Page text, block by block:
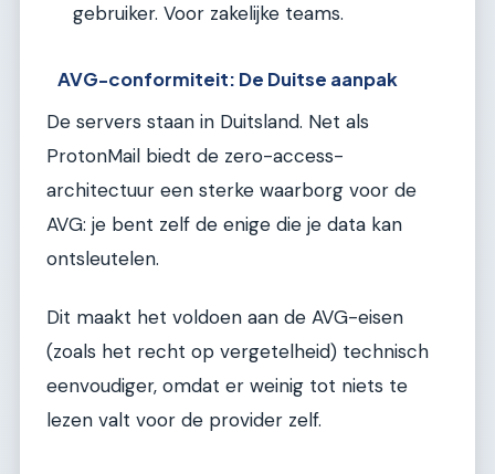
gebruiker. Voor zakelijke teams.
AVG-conformiteit: De Duitse aanpak
De servers staan in Duitsland. Net als
ProtonMail biedt de zero-access-
architectuur een sterke waarborg voor de
AVG: je bent zelf de enige die je data kan
ontsleutelen.
Dit maakt het voldoen aan de AVG-eisen
(zoals het recht op vergetelheid) technisch
eenvoudiger, omdat er weinig tot niets te
lezen valt voor de provider zelf.